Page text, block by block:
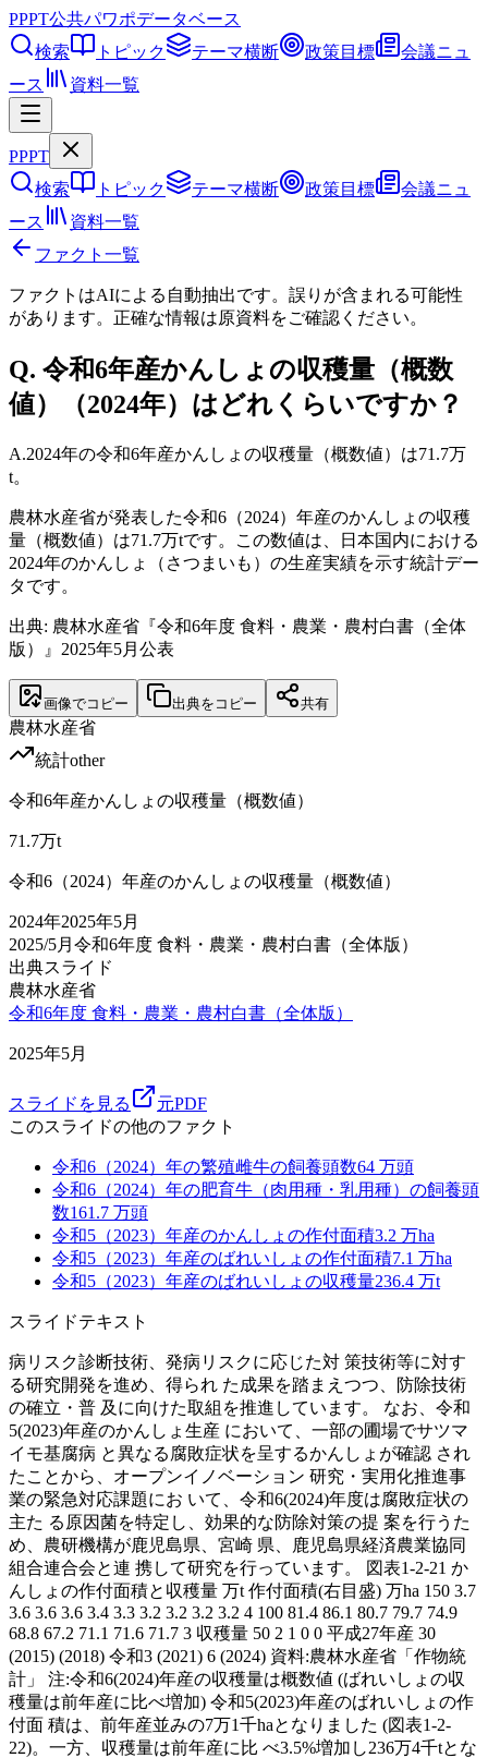
PPPT公共パワポデータベース
検索
トピック テーマ横断 政策目標
会議ニュ
ース
資料一覧
PPPT
検索
トピック テーマ横断 政策目標
会議ニュ
ース
資料一覧
ファクト一覧
ファクトはAIによる自動抽出です。誤りが含まれる可能性
があります。正確な情報は原資料をご確認ください。
Q. 令和6年産かんしょの収穫量（概数
値）（2024年）はどれくらいですか？
A.2024年の令和6年産かんしょの収穫量（概数値）は71.7万
t。
農林水産省が発表した令和6（2024）年産のかんしょの収穫
量（概数値）は71.7万tです。この数値は、日本国内における
2024年のかんしょ（さつまいも）の生産実績を示す統計デー
タです。
出典: 農林水産省『令和6年度 食料・農業・農村白書（全体
版）』2025年5月公表
画像でコピー 出典をコピー 共有
農林水産省
統計other
令和6年産かんしょの収穫量（概数値）
71.7万t
令和6（2024）年産のかんしょの収穫量（概数値）
2024年2025年5月
2025/5月 令和6年度 食料・農業・農村白書（全体版）
出典スライド
農林水産省
令和6年度 食料・農業・農村白書（全体版）
2025年5月
スライドを見る
元PDF
このスライドの他のファクト
令和6（2024）年の繁殖雌牛の飼養頭数64 万頭
令和6（2024）年の肥育牛（肉用種・乳用種）の飼養頭
数161.7 万頭
令和5（2023）年産のかんしょの作付面積3.2 万ha
令和5（2023）年産のばれいしょの作付面積7.1 万ha
令和5（2023）年産のばれいしょの収穫量236.4 万t
スライドテキスト
病リスク診断技術、発病リスクに応じた対 策技術等に対す
る研究開発を進め、得られ た成果を踏まえつつ、防除技術
の確立・普 及に向けた取組を推進しています。 なお、令和
5(2023)年産のかんしょ生産 において、一部の圃場でサツマ
イモ基腐病 と異なる腐敗症状を呈するかんしょが確認 され
たことから、オープンイノベーション 研究・実用化推進事
業の緊急対応課題にお いて、令和6(2024)年度は腐敗症状の
主た る原因菌を特定し、効果的な防除対策の提 案を行うた
め、農研機構が鹿児島県、宮崎 県、鹿児島県経済農業協同
組合連合会と連 携して研究を行っています。 図表1-2-21 か
んしょの作付面積と収穫量 万t 作付面積(右目盛) 万ha 150 3.7
3.6 3.6 3.6 3.4 3.3 3.2 3.2 3.2 3.2 4 100 81.4 86.1 80.7 79.7 74.9
68.8 67.2 71.1 71.6 71.7 3 収穫量 50 2 1 0 0 平成27年産 30
(2015) (2018) 令和3 (2021) 6 (2024) 資料:農林水産省「作物統
計」 注:令和6(2024)年産の収穫量は概数値 (ばれいしょの収
穫量は前年産に比べ増加) 令和5(2023)年産のばれいしょの作
付面 積は、前年産並みの7万1千haとなりました (図表1-2-
22)。一方、収穫量は前年産に比 べ3.5%増加し236万4千tとな